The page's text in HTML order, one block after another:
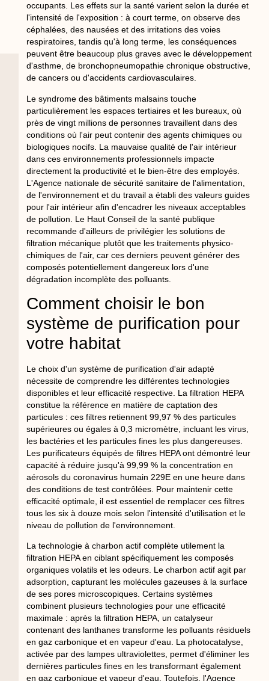
occupants. Les effets sur la santé varient selon la durée et
l'intensité de l'exposition : à court terme, on observe des
céphalées, des nausées et des irritations des voies
respiratoires, tandis qu'à long terme, les conséquences
peuvent être beaucoup plus graves avec le développement
d'asthme, de bronchopneumopathie chronique obstructive,
de cancers ou d'accidents cardiovasculaires.
Le syndrome des bâtiments malsains touche
particulièrement les espaces tertiaires et les bureaux, où
près de vingt millions de personnes travaillent dans des
conditions où l'air peut contenir des agents chimiques ou
biologiques nocifs. La mauvaise qualité de l'air intérieur
dans ces environnements professionnels impacte
directement la productivité et le bien-être des employés.
L'Agence nationale de sécurité sanitaire de l'alimentation,
de l'environnement et du travail a établi des valeurs guides
pour l'air intérieur afin d'encadrer les niveaux acceptables
de pollution. Le Haut Conseil de la santé publique
recommande d'ailleurs de privilégier les solutions de
filtration mécanique plutôt que les traitements physico-
chimiques de l'air, car ces derniers peuvent générer des
composés potentiellement dangereux lors d'une
dégradation incomplète des polluants.
Comment choisir le bon
système de purification pour
votre habitat
Le choix d'un système de purification d'air adapté
nécessite de comprendre les différentes technologies
disponibles et leur efficacité respective. La filtration HEPA
constitue la référence en matière de captation des
particules : ces filtres retiennent 99,97 % des particules
supérieures ou égales à 0,3 micromètre, incluant les virus,
les bactéries et les particules fines les plus dangereuses.
Les purificateurs équipés de filtres HEPA ont démontré leur
capacité à réduire jusqu'à 99,99 % la concentration en
aérosols du coronavirus humain 229E en une heure dans
des conditions de test contrôlées. Pour maintenir cette
efficacité optimale, il est essentiel de remplacer ces filtres
tous les six à douze mois selon l'intensité d'utilisation et le
niveau de pollution de l'environnement.
La technologie à charbon actif complète utilement la
filtration HEPA en ciblant spécifiquement les composés
organiques volatils et les odeurs. Le charbon actif agit par
adsorption, capturant les molécules gazeuses à la surface
de ses pores microscopiques. Certains systèmes
combinent plusieurs technologies pour une efficacité
maximale : après la filtration HEPA, un catalyseur
contenant des lanthanes transforme les polluants résiduels
en gaz carbonique et en vapeur d'eau. La photocatalyse,
activée par des lampes ultraviolettes, permet d'éliminer les
dernières particules fines en les transformant également
en gaz carbonique et vapeur d'eau. Toutefois, l'Agence